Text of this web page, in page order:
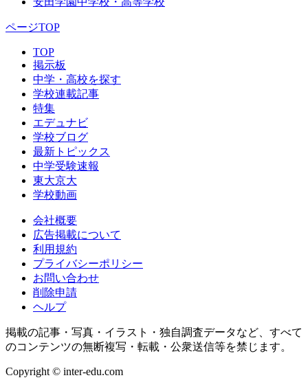
ページTOP
TOP
掲示板
中学・高校を探す
学校連載記事
特集
エデュナビ
学校ブログ
最新トピックス
中学受験速報
東大京大
学校動画
会社概要
広告掲載について
利用規約
プライバシーポリシー
お問い合わせ
削除申請
ヘルプ
掲載の記事・写真・イラスト・独自調査データなど、すべて
のコンテンツの無断複写・転載・公衆送信等を禁じます。
Copyright © inter-edu.com